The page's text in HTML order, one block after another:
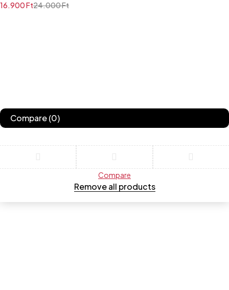
24.000Ft
16.900Ft
Compare(0)
Compare
Remove all products